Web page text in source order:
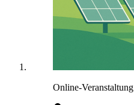
Online-Veranstaltung